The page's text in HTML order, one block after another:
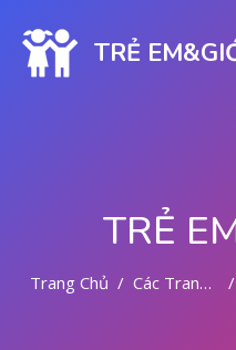
TRẺ
TRẺ
Trang Chủ Các Trang Của Hệ Thống